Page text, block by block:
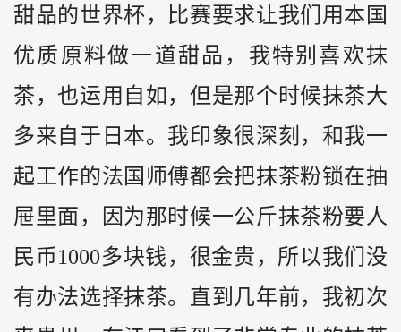
甜品的世界杯，比赛要求让我们用本国
优质原料做一道甜品，我特别喜欢抹
茶，也运用自如，但是那个时候抹茶大
多来自于日本。我印象很深刻，和我一
起工作的法国师傅都会把抹茶粉锁在抽
屉里面，因为那时候一公斤抹茶粉要人
民币1000多块钱，很金贵，所以我们没
有办法选择抹茶。直到几年前，我初次